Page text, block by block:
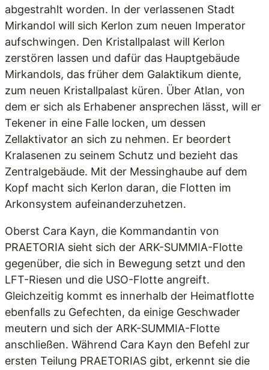
abgestrahlt worden. In der verlassenen Stadt
Mirkandol will sich Kerlon zum neuen Imperator
aufschwingen. Den Kristallpalast will Kerlon
zerstören lassen und dafür das Hauptgebäude
Mirkandols, das früher dem Galaktikum diente,
zum neuen Kristallpalast küren. Über Atlan, von
dem er sich als Erhabener ansprechen lässt, will er
Tekener in eine Falle locken, um dessen
Zellaktivator an sich zu nehmen. Er beordert
Kralasenen zu seinem Schutz und bezieht das
Zentralgebäude. Mit der Messinghaube auf dem
Kopf macht sich Kerlon daran, die Flotten im
Arkonsystem aufeinanderzuhetzen.
Oberst Cara Kayn, die Kommandantin von
PRAETORIA sieht sich der ARK-SUMMIA-Flotte
gegenüber, die sich in Bewegung setzt und den
LFT-Riesen und die USO-Flotte angreift.
Gleichzeitig kommt es innerhalb der Heimatflotte
ebenfalls zu Gefechten, da einige Geschwader
meutern und sich der ARK-SUMMIA-Flotte
anschließen. Während Cara Kayn den Befehl zur
ersten Teilung PRAETORIAS gibt, erkennt sie die